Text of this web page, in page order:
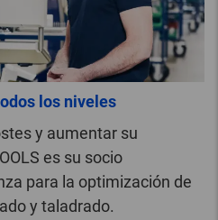
los niveles
y aumentar su
es su socio
para la optimización de
y taladrado.